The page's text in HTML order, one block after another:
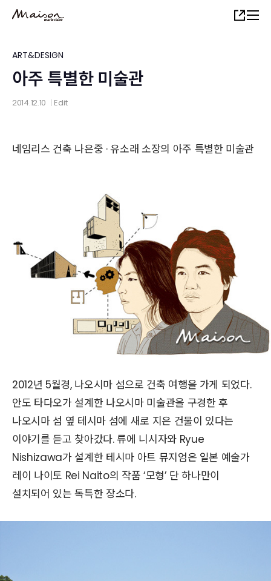
content
Share
ART&DESIGN
아주 특별한 미술관
2014.12.10 Edit
네임리스 건축 나은중 · 유소래 소장의 아주 특별한 미술관
2012년 5월경, 나오시마 섬으로 건축 여행을 가게 되었다.
안도 타다오가 설계한 나오시마 미술관을 구경한 후
나오시마 섬 옆 테시마 섬에 새로 지은 건물이 있다는
이야기를 듣고 찾아갔다. 류에 니시자와 Ryue
Nishizawa가 설계한 테시마 아트 뮤지엄은 일본 예술가
레이 나이토 Rei Naito의 작품 ‘모형’ 단 하나만이
설치되어 있는 독특한 장소다.